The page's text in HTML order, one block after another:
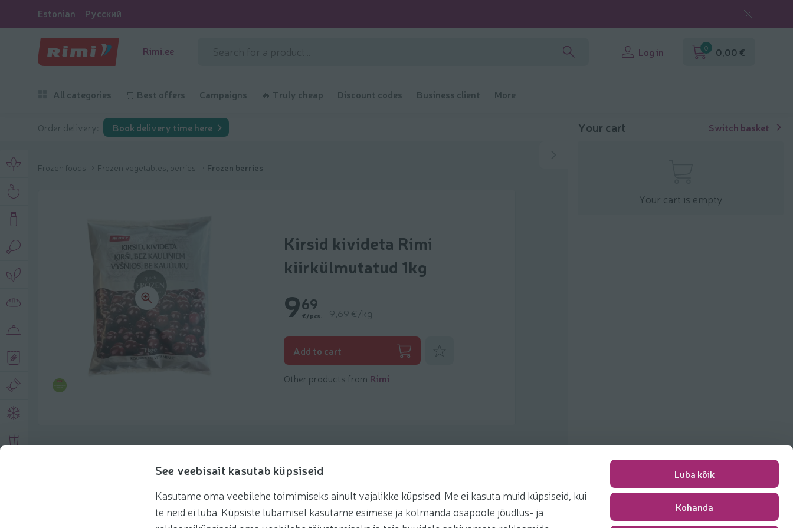
See veebisait kasutab küpsiseid
Kasutame oma veebilehe toimimiseks ainult vajalikke küpsised. Me ei kasuta muid küpsiseid, kui
te neid ei luba. Küpsiste lubamisel kasutame esimese ja kolmanda osapoole jõudlus- ja
Luba kõik
Kohanda
Estonian Русский
Rimi.ee Log in 0 0,00 €
All categories 🛒 Best offers Campaigns 🔥 Truly cheap Discount codes Business client More
Order delivery: Book delivery time here
Frozen foods Frozen vegetables, berries Frozen berries
Kirsid kivideta Rimi
kiirkülmutatud 1kg
969
€/pcs. 9,69 €/kg
Add to cart
Other products from Rimi
Recommendations Recipes
Your cart Switch basket
Your cart is empty